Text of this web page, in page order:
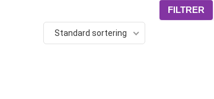
Standard sortering
FILTRER